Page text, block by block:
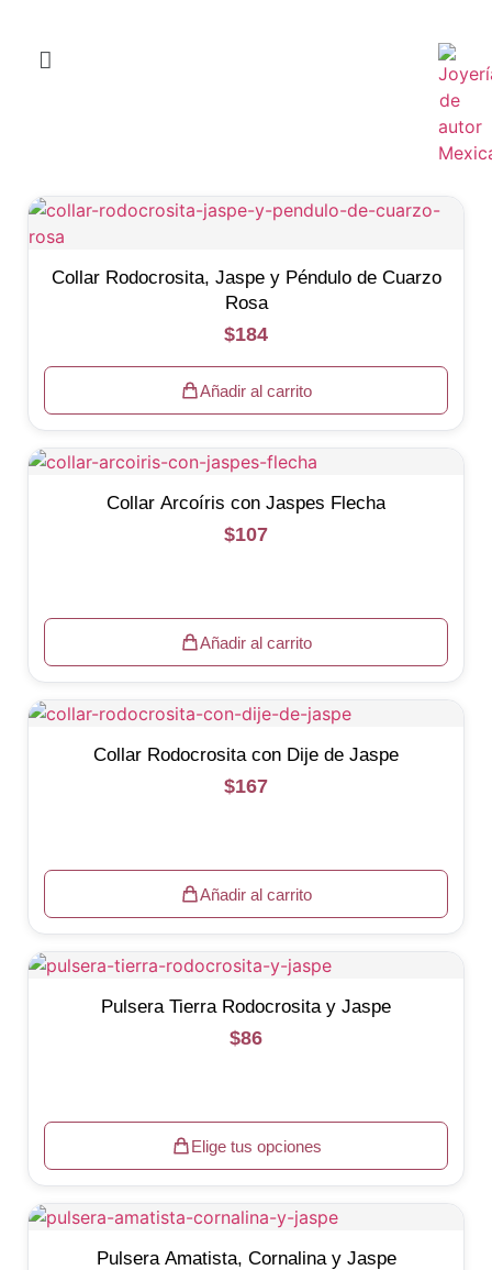
Collar Rodocrosita, Jaspe y Péndulo de Cuarzo
Rosa
$184
Añadir al carrito
Collar Arcoíris con Jaspes Flecha
$107
Añadir al carrito
Collar Rodocrosita con Dije de Jaspe
$167
Añadir al carrito
Pulsera Tierra Rodocrosita y Jaspe
$86
Elige tus opciones
Pulsera Amatista, Cornalina y Jaspe